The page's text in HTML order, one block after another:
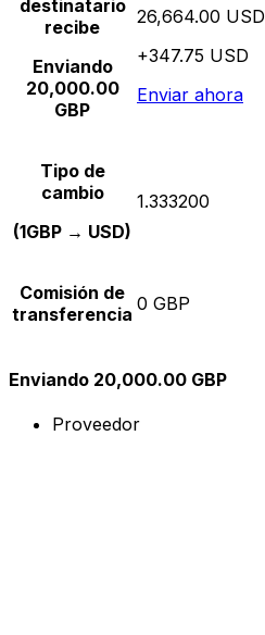
destinatario
recibe
Enviando
20,000.00
GBP
26,664.00 USD
+347.75 USD
Enviar ahora
Tipo de
cambio
(1GBP → USD)
1.333200
Comisión de
transferencia 0 GBP
Enviando 20,000.00 GBP
Proveedor